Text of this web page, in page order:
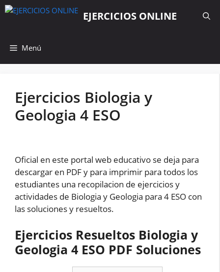
Saltar
EJERCICIOS ONLINE
Menú
Ejercicios Biologia y
Geologia 4 ESO
Oficial en este portal web educativo se deja para
descargar en PDF y para imprimir para todos los
estudiantes una recopilacion de ejercicios y
actividades de Biologia y Geologia para 4 ESO con
las soluciones y resueltos.
Ejercicios Resueltos Biologia y
Geologia 4 ESO PDF Soluciones